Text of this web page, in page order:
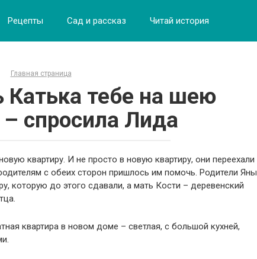
Рецепты Сад и рассказ Читай история
Главная страница
Катька тебе на шею
– спросила Лида
квартиру. И не просто в новую квартиру, они переехали
с обеих сторон пришлось им помочь. Родители Яны
которую до этого сдавали, а мать Кости – деревенский
квартира в новом доме – светлая, с большой кухней,